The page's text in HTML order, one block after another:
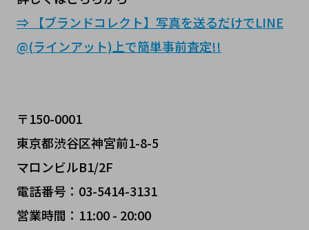
⇒ 【ブランドコレクト】写真を送るだけでLINE
@(ラインアット)上で簡単事前査定!!
〒150-0001
東京都渋谷区神宮前1-8-5
マロンビルB1/2F
電話番号：03-5414-3131
営業時間：11:00 - 20:00